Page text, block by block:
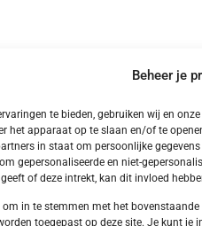
Beheer je
te bieden, gebruiken wij en
het apparaat op te slaan en/of te
in staat om persoonlijke
gepersonaliseerde en niet-
of deze intrekt, kan dit invloed
om in te stemmen met het
toegepast op deze site. Je kunt je